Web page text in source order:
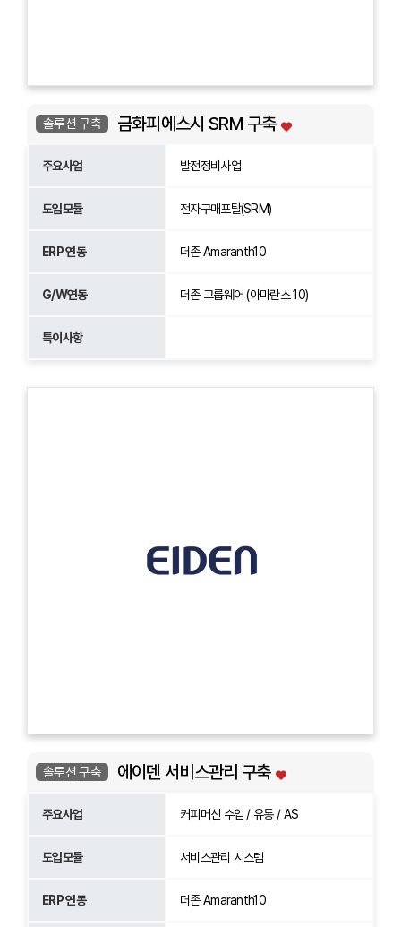
솔루션 구축 금화피에스시 SRM 구축
주요사업 발전정비사업
도입모듈 전자구매포탈(SRM)
ERP 연동 더존 Amaranth10
G/W연동 더존 그룹웨어 (아마란스 10)
특이사항
솔루션 구축 에이덴 서비스관리 구축
주요사업 커피머신 수입 / 유통 / AS
도입모듈 서비스관리 시스템
ERP 연동 더존 Amaranth10